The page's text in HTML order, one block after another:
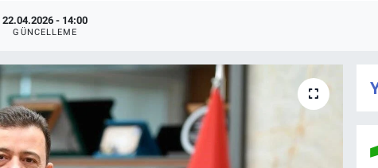
22.04.2026 - 14:00
GÜNCELLEME